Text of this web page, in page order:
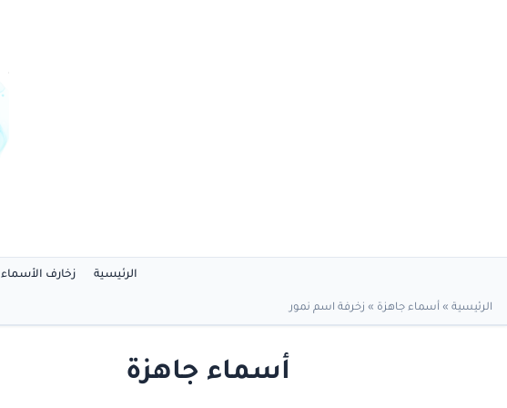
الرئيسية زخارف الأسماء
الرئيسية » أسماء جاهزة » زخرفة اسم نمور
أسماء جاهزة